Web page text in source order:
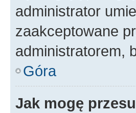
administrator
zaakceptowane
administratorem,
Góra
Jak mogę